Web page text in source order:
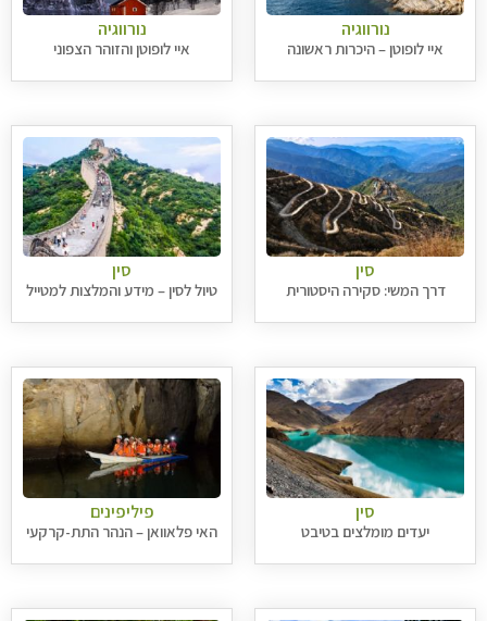
נורווגיה
איי לופוטן – היכרות ראשונה
נורווגיה
איי לופוטן והזוהר הצפוני
סין
דרך המשי: סקירה היסטורית
סין
טיול לסין – מידע והמלצות למטייל
סין
יעדים מומלצים בטיבט
פיליפינים
האי פלאוואן – הנהר התת-קרקעי